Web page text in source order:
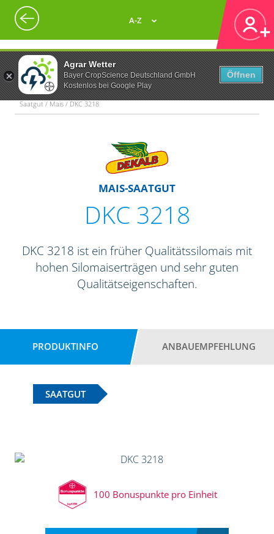
Agrar Wetter
Bayer CropScience Deutschland GmbH
Kostenlos bei Google Play
Öffnen
A-Z
Saatgut / Mais / DKC 3218
MAIS-SAATGUT
DKC 3218
DKC 3218 ist ein früher Qualitätssilomais mit
hohen Silomaiserträgen und sehr guten
Qualitätseigenschaften.
PRODUKTINFO ANBAUEMPFEHLUNG
SAATGUT
100 Bonuspunkte pro Einheit